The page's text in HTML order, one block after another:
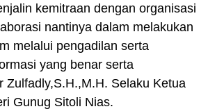
kemitraan dengan organisasi
nantinya dalam melakukan
melalui pengadilan serta
yang benar serta
Zulfadly,S.H.,M.H. Selaku Ketua
Gunug Sitoli Nias.